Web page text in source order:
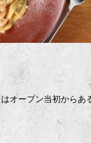
オープン当初からあ